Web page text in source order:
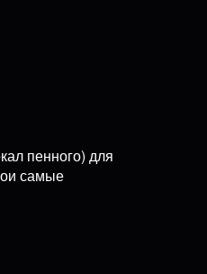
пенного) для
самые